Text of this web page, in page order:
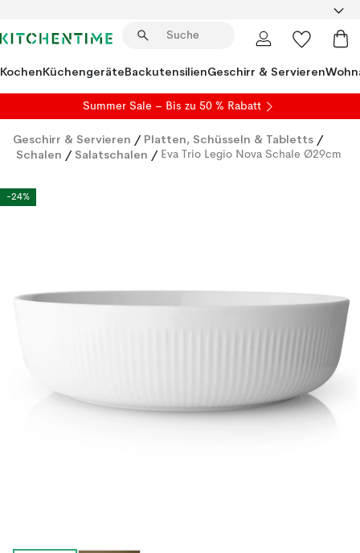
KochenKüchengeräteBackutensilienGeschirr & Servieren
Summer Sale – Bis zu 50 % Rabatt
Geschirr & Servieren / Platten, Schüsseln & Tabletts /
Schalen / Salatschalen / Eva Trio Legio Nova Schale Ø29cm
-24%